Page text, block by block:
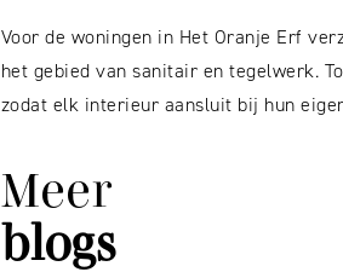
Voor de woningen in Het Oranje Erf
het gebied van sanitair en tegelwerk.
zodat elk interieur aansluit bij hun
Meer
blogs